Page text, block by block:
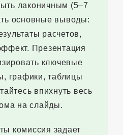
лаконичным (5–7
основные выводы:
расчетов,
Презентация
ключевые
графики, таблицы
впихнуть весь
на слайды.
комиссия задает